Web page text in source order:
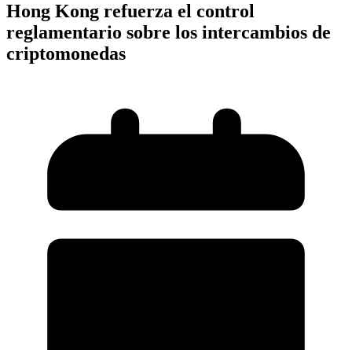
Hong Kong refuerza el control
reglamentario sobre los intercambios de
criptomonedas